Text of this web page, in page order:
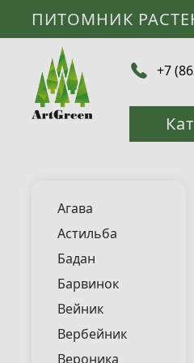
ПИТОМНИК
+7
Агава
Астильба
Бадан
Барвинок
Вейник
Вербейник
Вероника